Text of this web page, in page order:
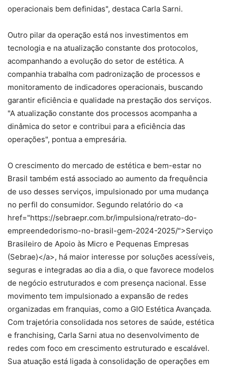
operacionais bem definidas", destaca Carla Sarni.
Outro pilar da operação está nos investimentos em
tecnologia e na atualização constante dos protocolos,
acompanhando a evolução do setor de estética. A
companhia trabalha com padronização de processos e
monitoramento de indicadores operacionais, buscando
garantir eficiência e qualidade na prestação dos serviços.
"A atualização constante dos processos acompanha a
dinâmica do setor e contribui para a eficiência das
operações", pontua a empresária.
O crescimento do mercado de estética e bem-estar no
Brasil também está associado ao aumento da frequência
de uso desses serviços, impulsionado por uma mudança
no perfil do consumidor. Segundo relatório do <a
href="https://sebraepr.com.br/impulsiona/retrato-do-
empreendedorismo-no-brasil-gem-2024-2025/">Serviço
Brasileiro de Apoio às Micro e Pequenas Empresas
(Sebrae)</a>, há maior interesse por soluções acessíveis,
seguras e integradas ao dia a dia, o que favorece modelos
de negócio estruturados e com presença nacional. Esse
movimento tem impulsionado a expansão de redes
organizadas em franquias, como a GIO Estética Avançada.
Com trajetória consolidada nos setores de saúde, estética
e franchising, Carla Sarni atua no desenvolvimento de
redes com foco em crescimento estruturado e escalável.
Sua atuação está ligada à consolidação de operações em